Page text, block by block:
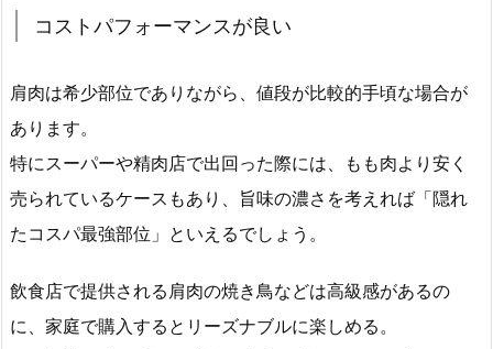
コストパフォーマンスが良い
肩肉は希少部位でありながら、値段が比較的手頃な場合が
あります。
特にスーパーや精肉店で出回った際には、もも肉より安く
売られているケースもあり、旨味の濃さを考えれば「隠れ
たコスパ最強部位」といえるでしょう。
飲食店で提供される肩肉の焼き鳥などは高級感があるの
に、家庭で購入するとリーズナブルに楽しめる。